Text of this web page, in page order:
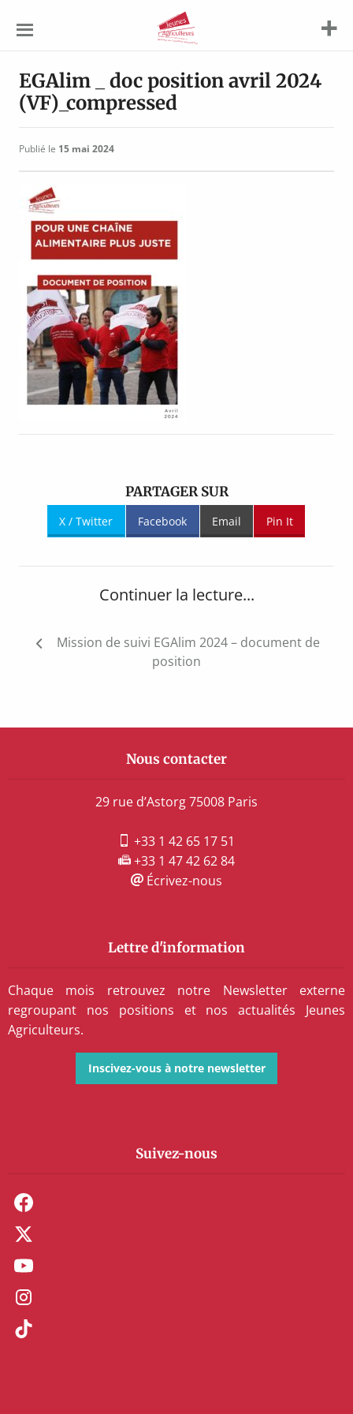
Agriculteurs
EGAlim _ doc position avril 2024
(VF)_compressed
Publié le 15 mai 2024
PARTAGER SUR
X / Twitter Facebook Email Pin It
Continuer la lecture...
Navigation
de
Mission de suivi EGAlim 2024 – document de
position
Nous contacter
29 rue d’Astorg 75008 Paris
+33 1 42 65 17 51
+33 1 47 42 62 84
Écrivez-nous
Lettre d'information
Chaque mois retrouvez notre Newsletter externe
regroupant nos positions et nos actualités Jeunes
Agriculteurs.
Inscivez-vous à notre newsletter
Suivez-nous